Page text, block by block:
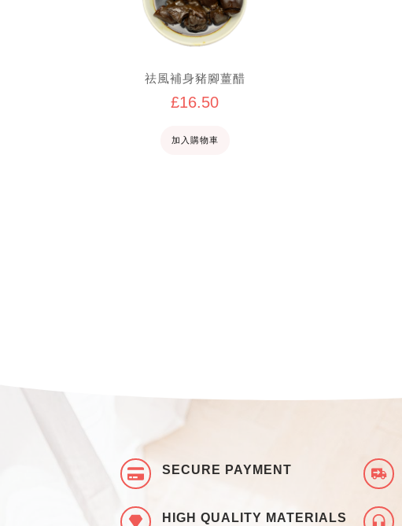
祛風補身豬腳薑醋
£16.50
加入購物車
SECURE PAYMENT
HIGH QUALITY MATERIALS